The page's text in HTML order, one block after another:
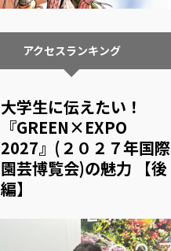
アクセスランキング
大学生に伝えたい！
『GREEN×EXPO
2027』(２０２７年国際
園芸博覧会)の魅力 【後
編】